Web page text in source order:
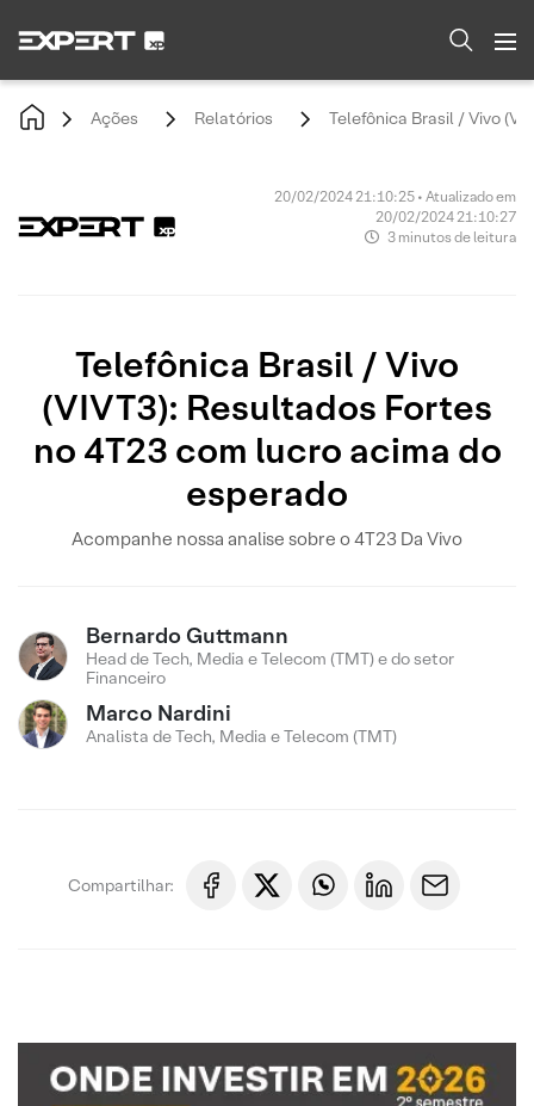
Ações Relatórios Telefônica Brasil / Vivo
20/02/2024 21:10:25 • Atualizado em
20/02/2024 21:10:27
3 minutos de leitura
Telefônica Brasil / Vivo
(VIVT3): Resultados Fortes
no 4T23 com lucro acima do
esperado
Acompanhe nossa analise sobre o 4T23 Da Vivo
Bernardo Guttmann
Head de Tech, Media e Telecom (TMT) e do setor
Financeiro
Marco Nardini
Analista de Tech, Media e Telecom (TMT)
Compartilhar: